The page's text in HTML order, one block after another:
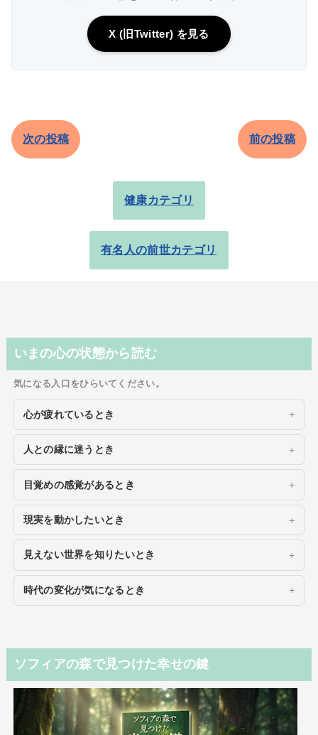
X (旧Twitter) を見る
次の投稿 前の投稿
健康カテゴリ
有名人の前世カテゴリ
いまの心の状態から読む
気になる入口をひらいてください。
心が疲れているとき
人との縁に迷うとき
目覚めの感覚があるとき
現実を動かしたいとき
見えない世界を知りたいとき
時代の変化が気になるとき
ソフィアの森で見つけた幸せの鍵